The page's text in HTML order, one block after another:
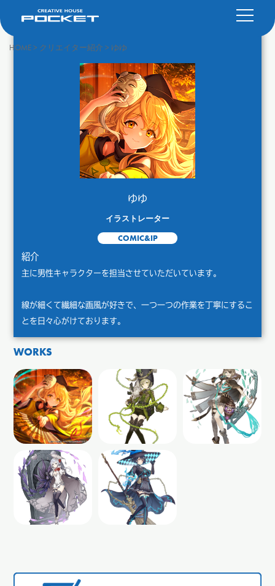
HOME> クリエイター紹介 > ゆゆ
ゆゆ
イラストレーター
COMIC&IP
紹介
主に男性キャラクターを担当させていただいています。
線が細くて繊細な画風が好きで、一つ一つの作業を丁寧にするこ
とを日々心がけております。
WORKS